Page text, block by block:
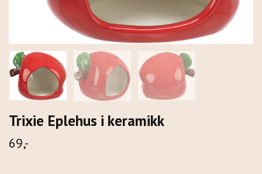
Trixie Eplehus i keramikk
69,-